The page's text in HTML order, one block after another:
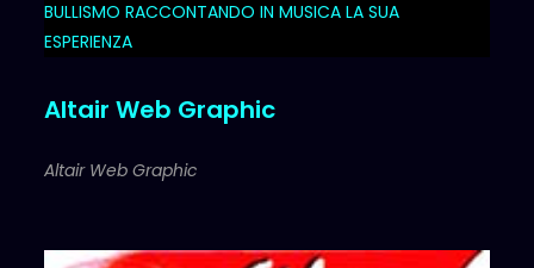
BULLISMO RACCONTANDO IN MUSICA LA SUA
ESPERIENZA
Altair Web Graphic
Altair Web Graphic